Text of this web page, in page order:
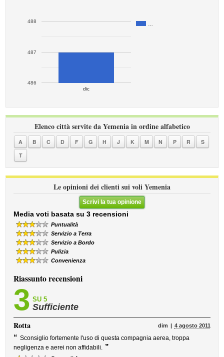
dic
486
487
488
Elenco città servite da Yemenia in ordine alfabetico
A B C D F G H J K M N P R
S
T
Le opinioni dei clienti sui voli Yemenia
Scrivi la tua opinione
Media voti basata su 3 recensioni
Puntualità
Servizio a Terra
Servizio a Bordo
Pulizia
Convenienza
Riassunto recensioni
3 SU 5
Sufficiente
Rotta dim 4 agosto 2011
“ Sconsiglio fortemente l'uso di questa compagnia aerea, troppa
negligenza e aerei non affidabili. ”